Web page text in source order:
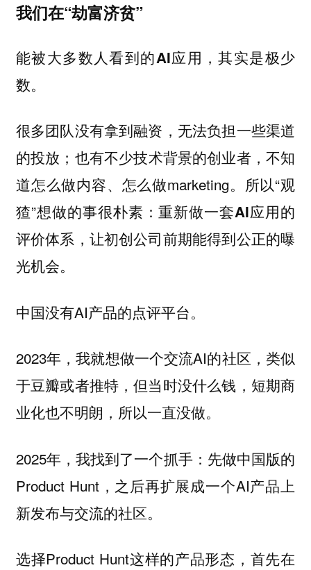
我们在“劫富济贫”
能被大多数人看到的AI应用，其实是极少
数。
很多团队没有拿到融资，无法负担一些渠道
的投放；也有不少技术背景的创业者，不知
道怎么做内容、怎么做marketing。所以“观
猹”想做的事很朴素：重新做一套AI应用的
评价体系，让初创公司前期能得到公正的曝
光机会。
中国没有AI产品的点评平台。
2023年，我就想做一个交流AI的社区，类似
于豆瓣或者推特，但当时没什么钱，短期商
业化也不明朗，所以一直没做。
2025年，我找到了一个抓手：先做中国版的
Product Hunt，之后再扩展成一个AI产品上
新发布与交流的社区。
选择Product Hunt这样的产品形态，首先在